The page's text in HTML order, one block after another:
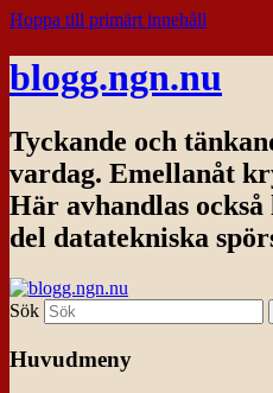
Hoppa till primärt innehåll
blogg.ngn.nu
Tyckande och
vardag. Emellanåt
Här avhandlas
del datatekniska
Sök
Huvudmeny